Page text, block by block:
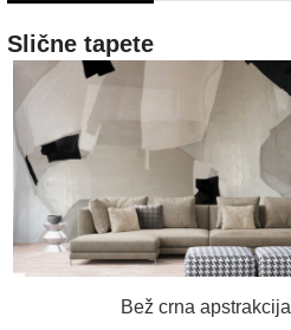
Slične tapete
Bež crna apstrakcija